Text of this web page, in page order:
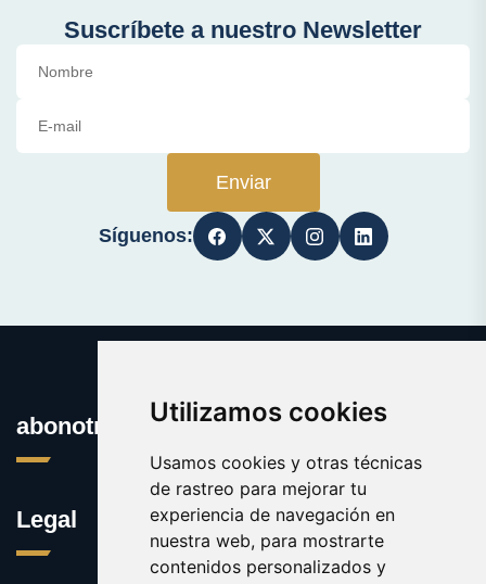
Utilizamos cookies
Usamos cookies y otras técnicas
de rastreo para mejorar tu
experiencia de navegación en
nuestra web, para mostrarte
contenidos personalizados y
Suscríbete a nuestro Newsletter
Enviar
Síguenos:
abonotransporte.es
Legal